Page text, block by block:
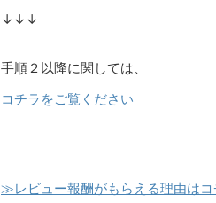
↓↓↓
手順２以降に関しては、
コチラをご覧ください
≫レビュー報酬がもらえる理由はコ